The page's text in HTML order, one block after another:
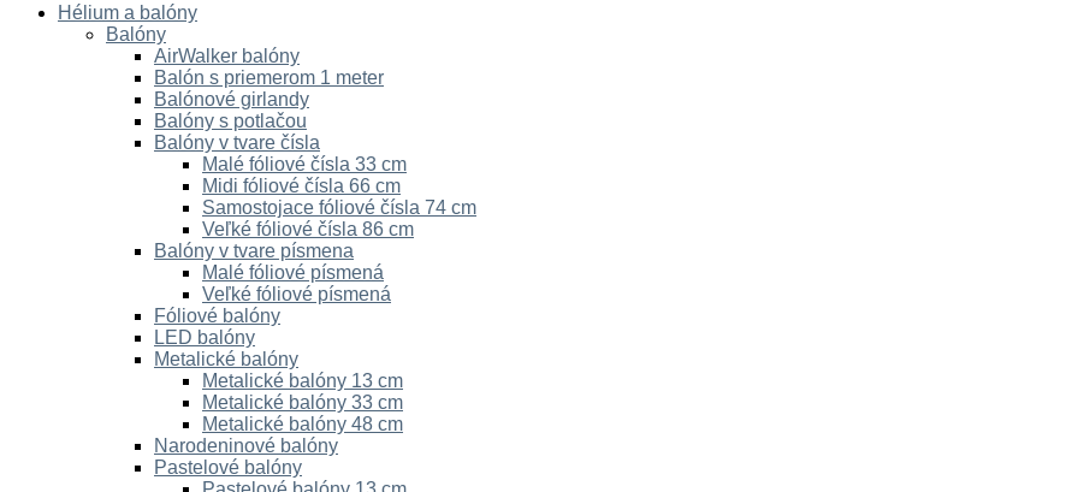
Hélium a balóny
Balóny
AirWalker balóny
Balón s priemerom 1 meter
Balónové girlandy
Balóny s potlačou
Balóny v tvare čísla
Malé fóliové čísla 33 cm
Midi fóliové čísla 66 cm
Samostojace fóliové čísla 74 cm
Veľké fóliové čísla 86 cm
Balóny v tvare písmena
Malé fóliové písmená
Veľké fóliové písmená
Fóliové balóny
LED balóny
Metalické balóny
Metalické balóny 13 cm
Metalické balóny 33 cm
Metalické balóny 48 cm
Narodeninové balóny
Pastelové balóny